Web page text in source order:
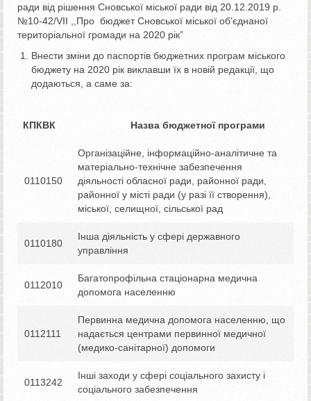
ради від рішення Сновської міської ради від 20.12.2019 р.
№10-42/VII ,,Про бюджет Сновської міської об’єднаної
територіальної громади на 2020 рік”
Внести зміни до паспортів бюджетних програм міського
бюджету на 2020 рік виклавши їх в новій редакції, що
додаються, а саме за:
КПКВК Назва бюджетної програми
0110150
Організаційне, інформаційно-аналітичне та
матеріально-технічне забезпечення
діяльності обласної ради, районної ради,
районної у місті ради (у разі її створення),
міської, селищної, сільської рад
0110180
Інша діяльність у сфері державного
управління
0112010
Багатопрофільна стаціонарна медична
допомога населенню
0112111
Первинна медична допомога населенню, що
надається центрами первинної медичної
(медико-санітарної) допомоги
0113242
Інші заходи у сфері соціального захисту і
соціального забезпечення